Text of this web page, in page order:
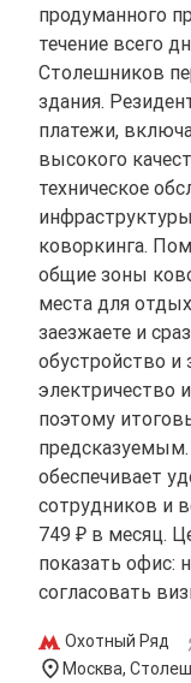
продуманного
течение всего
Столешников
здания.
платежи,
высокого
техническое
коворкинга.
общие зоны
места для
заезжаете и
обустройство и
электричество
поэтому
обеспечивает
сотрудников и
749 ₽ в месяц.
показать офис:
согласовать
Охотный Ряд
Москва,